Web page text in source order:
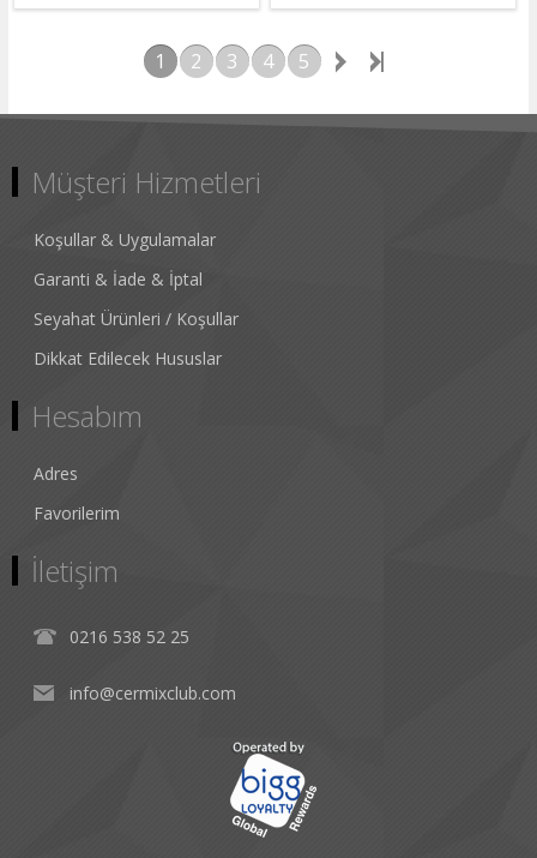
1 2 3 4 5
Müşteri Hizmetleri
Koşullar & Uygulamalar
Garanti & İade & İptal
Seyahat Ürünleri / Koşullar
Dikkat Edilecek Hususlar
Hesabım
Adres
Favorilerim
İletişim
0216 538 52 25
info@cermixclub.com